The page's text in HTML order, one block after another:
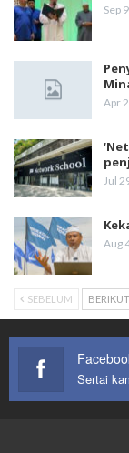
Sep
Apr
Jul
Aug
SEBELUM BERIKUT